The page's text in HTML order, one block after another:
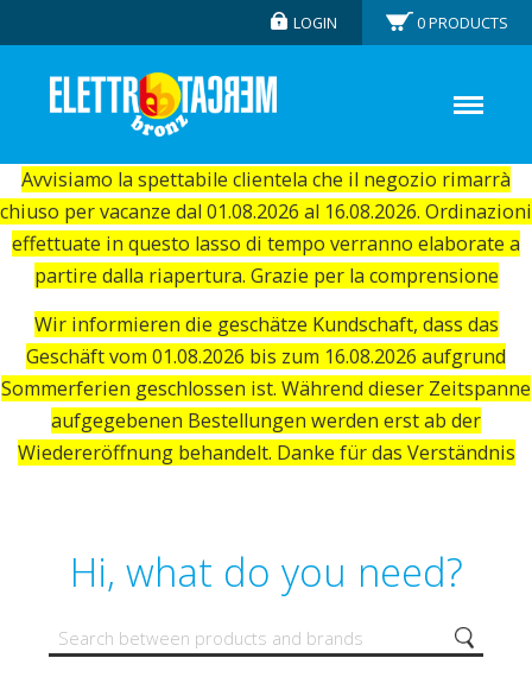
Avvisiamo la spettabile clientela che il negozio rimarrà
chiuso per vacanze dal 01.08.2026 al 16.08.2026. Ordinazioni
effettuate in questo lasso di tempo verranno elaborate a
partire dalla riapertura. Grazie per la comprensione
Wir informieren die geschätze Kundschaft, dass das
Geschäft vom 01.08.2026 bis zum 16.08.2026 aufgrund
Sommerferien geschlossen ist. Während dieser Zeitspanne
aufgegebenen Bestellungen werden erst ab der
Wiedereröffnung behandelt. Danke für das Verständnis
LOGIN 0PRODUCTS
Hi, what do you need?